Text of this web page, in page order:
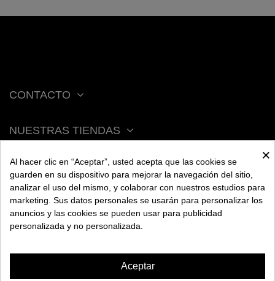
CONTACTO
NUESTRAS TIENDAS
ACERCA DE BENGALA
AYUDA
×
Al hacer clic en “Aceptar”, usted acepta que las cookies se
guarden en su dispositivo para mejorar la navegación del sitio,
analizar el uso del mismo, y colaborar con nuestros estudios para
marketing. Sus datos personales se usarán para personalizar los
anuncios y las cookies se pueden usar para publicidad
personalizada y no personalizada.
Aceptar